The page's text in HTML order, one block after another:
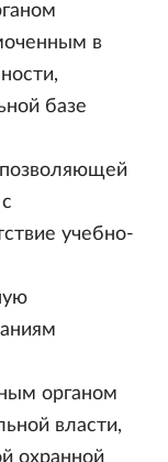
в
базе
учебно-
органом
власти,
охранной